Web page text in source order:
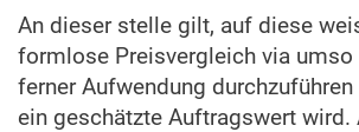
An dieser stelle gilt, auf diese
formlose Preisvergleich via umso
ferner Aufwendung
ein geschätzte Auftragswert wird.